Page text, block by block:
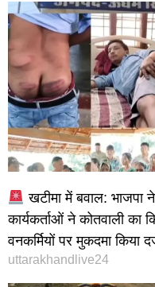
खटीमा में बवाल: भाजपा
कार्यकर्ताओं ने कोतवाली
वनकर्मियों पर मुकदमा किया
uttarakhandlive24